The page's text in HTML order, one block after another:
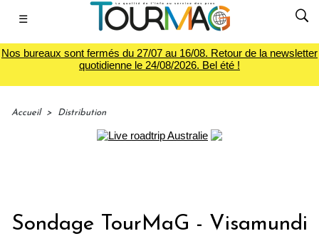
☰
Nos bureaux sont fermés du 27/07 au 16/08. Retour de la newsletter
quotidienne le 24/08/2026. Bel été !
Accueil > Distribution
Sondage TourMaG - Visamundi